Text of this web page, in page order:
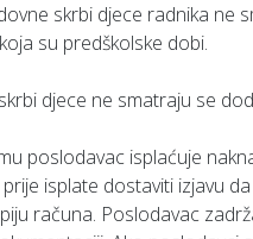
skrbi djece radnika ne
su predškolske dobi.
djece ne smatraju se
poslodavac isplaćuje
isplate dostaviti izjavu
računa. Poslodavac